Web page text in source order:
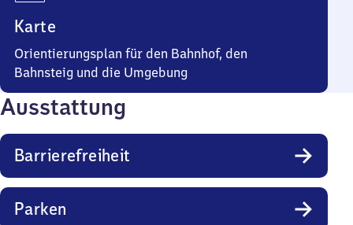
Karte
Orientierungsplan für den Bahnhof, den
Bahnsteig und die Umgebung
Ausstattung
Barrierefreiheit
Parken